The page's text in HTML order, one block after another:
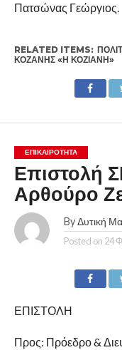
Πατσώνας Γεώργιος.
RELATED ITEMS:
ΚΟΖΆΝΗΣ «Η ΚΌΖΙΑΝΗ»
ΕΠΙΚΑΙΡΟΤΗΤΑ
Επιστολή
Αρθούρο
By Δυτική
Posted on 24
ΕΠΙΣΤΟΛΗ
Προς: Πρόεδρο &